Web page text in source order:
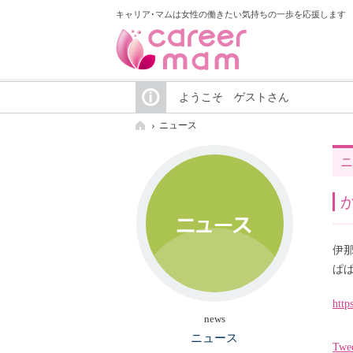
キャリア･マムは女性の働きたい気持ちの一歩を応援します
ようこそ ゲストさん
ニュース
伊
ぱ
news
ニュース